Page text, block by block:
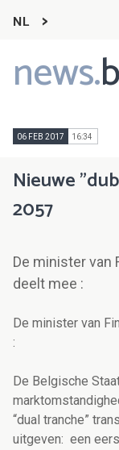
NL
news.
Main
navigation
06 FEB 2017 16:34
Nieuwe
2057
De minister van
deelt mee :
De minister van
:
De Belgische
“dual tranche”
uitgeven: een